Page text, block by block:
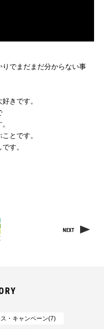
でまだまだ分からない事
きです。
とです。
す。
NEXT
・キャンペーン(7)